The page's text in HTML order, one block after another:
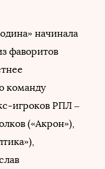
начинала
фаворитов
команду
игроков РПЛ –
(«Акрон»),